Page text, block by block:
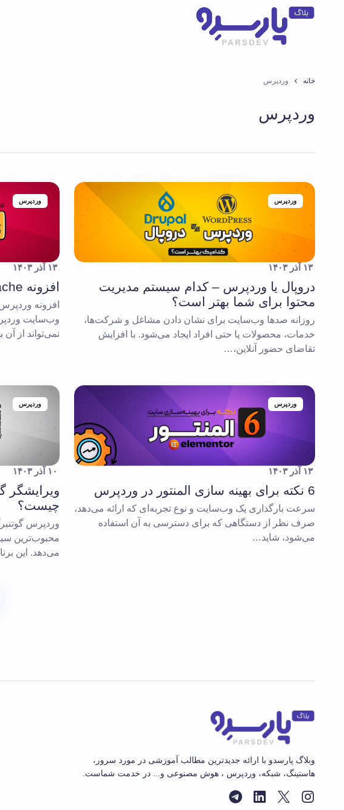
خانه وردپرس
وردپرس
وردپرس
۱۳ آذر ۱۴۰۳
دروپال یا وردپرس – کدام سیستم مدیریت
محتوا برای شما بهتر است؟
روزانه صدها وب‌سایت برای نشان دادن مشاغل و شرکت‌ها،
خدمات، محصولات یا حتی افراد ایجاد می‌شود. با افزایش
تقاضای حضور آنلاین،…
وردپرس
۱۳ آذر ۱۴۰۳
افزونه Redis Object Cache چیست؟
وب‌سایت
نمی‌تواند از
وردپرس
۱۳ آذر ۱۴۰۳
6 نکته برای بهینه سازی المنتور در وردپرس
سرعت بارگذاری یک وب‌سایت و نوع تجربه‌ای که ارائه می‌دهد،
صرف نظر از دستگاهی که برای دسترسی به آن استفاده
می‌شود، شاید…
وردپرس
۱۰ آذر ۱۴۰۳
چیست؟
وردپرس
می‌دهد. این
وبلاگ پارسدو با ارائه جدیدترین مطالب آموزشی در مورد سرور،
هاستینگ، شبکه، وردپرس ، هوش مصنوعی و... در خدمت شماست.